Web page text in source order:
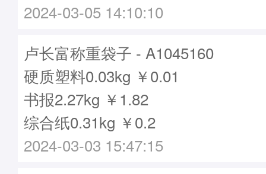
2024-03-05 14:10:10
卢长富称重袋子 - A1045160
硬质塑料0.03kg ￥0.01
书报2.27kg ￥1.82
综合纸0.31kg ￥0.2
2024-03-03 15:47:15